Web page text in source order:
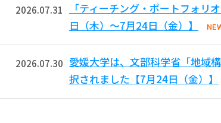
2026.07.31
「ティーチング・ポートフォリ
日（木）～7月24日（金）】
2026.07.30 愛媛大学は、文部科学省「地域
択されました【7月24日（金）】